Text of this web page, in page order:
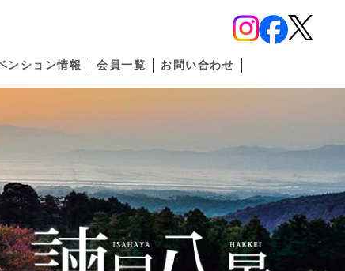
ンション情報 会員一覧 お問い合わせ ×
見る
寺社・仏閣